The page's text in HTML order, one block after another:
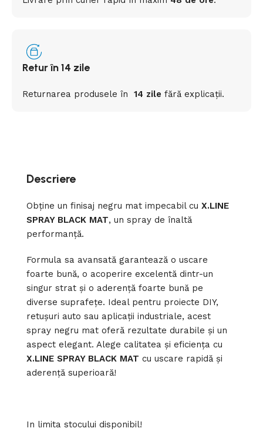
Retur în 14 zile
Returnarea produseleîn 14 zile fără explicații.
Descriere
Obține un finisaj negru mat impecabil cu X.LINE
SPRAY BLACK MAT, un spray de înaltă
performanță.
Formula sa avansată garantează o uscare
foarte bună, o acoperire excelentă dintr-un
singur strat și o aderență foarte bună pe
diverse suprafețe. Ideal pentru proiecte DIY,
retușuri auto sau aplicații industriale, acest
spray negru mat oferă rezultate durabile și un
aspect elegant. Alege calitatea și eficiența cu
X.LINE SPRAY BLACK MAT cu uscare rapidă și
aderență superioară!
In limita stocului disponibil!